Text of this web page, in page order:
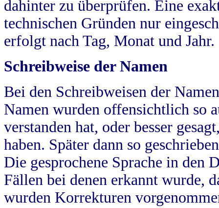
dahinter zu überprüfen. Eine
technischen Gründen nur
erfolgt nach Tag, Monat und Jahr.
Schreibweise der Namen
Bei den Schreibweisen der
Namen wurden offensichtlich so
verstanden hat, oder besser
haben. Später dann so
Die gesprochene Sprache in
Fällen bei denen erkannt wurde,
wurden Korrekturen